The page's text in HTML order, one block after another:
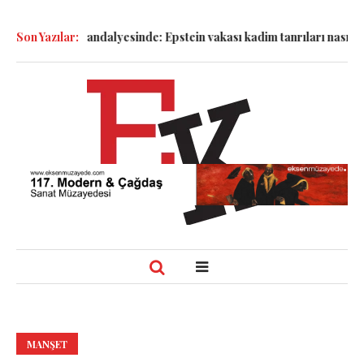
Son Yazılar:
Sandalyesinde: Epstein vakası kadim tanrıları nasıl komplo
MANŞET